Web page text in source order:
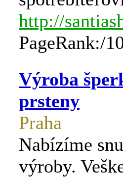
http://
PageRank:/
Výroba
prsteny
Praha
Nabízíme
výroby.